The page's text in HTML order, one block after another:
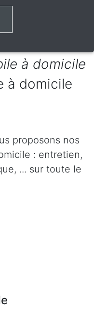
à domicile
à domicile
proposons nos
: entretien,
... sur toute le